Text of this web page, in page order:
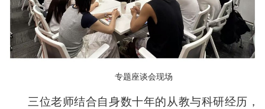
专题座谈会现场
三位老师结合自身数十年的从教与科研经历，